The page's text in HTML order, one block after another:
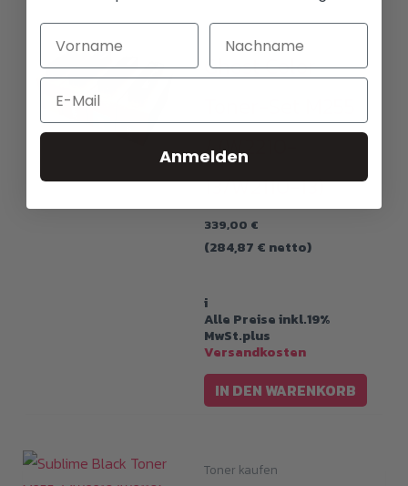
Toner kaufen
Ghost Color
/ (W2210-
13/W2110-13)
339,00 €
(284,87 € netto)
i
Alle Preise inkl.19%
MwSt.plus
Versandkosten
IN DEN WARENKORB
Toner kaufen
Email
Anmelden